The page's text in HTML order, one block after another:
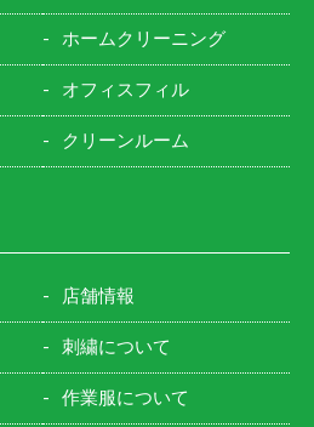
ホームクリーニング
オフィスフィル
クリーンルーム
店舗情報
刺繍について
作業服について